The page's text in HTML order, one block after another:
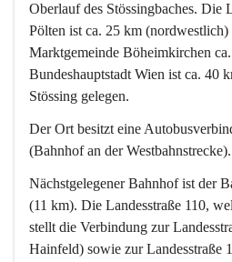
Oberlauf des Stössingbaches. Die
Pölten ist ca. 25 km (nordwestlich)
Marktgemeinde Böheimkirchen
Bundeshauptstadt Wien ist ca. 40
Stössing gelegen.
Der Ort besitzt eine
(Bahnhof an der Westbahnstrecke).
Nächstgelegener Bahnhof ist der
(11 km). Die Landesstraße 110,
stellt die Verbindung zur
Hainfeld) sowie zur Landesstraße